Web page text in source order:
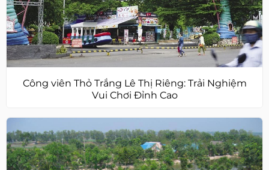
Công viên Thỏ Trắng Lê Thị Riêng: Trải Nghiệm
Vui Chơi Đỉnh Cao